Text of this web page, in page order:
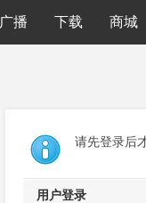
广播 下载 商城
请先登录后
用户登录